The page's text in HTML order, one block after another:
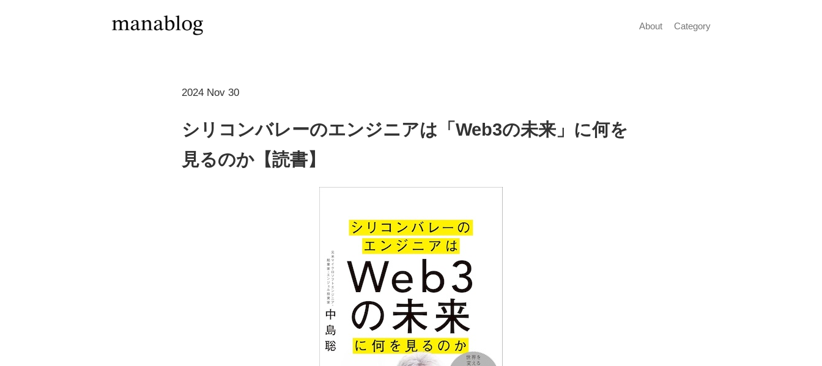
About Category
2024 Nov 30
シリコンバレーのエンジニアは「Web3の未来」に何を
見るのか【読書】